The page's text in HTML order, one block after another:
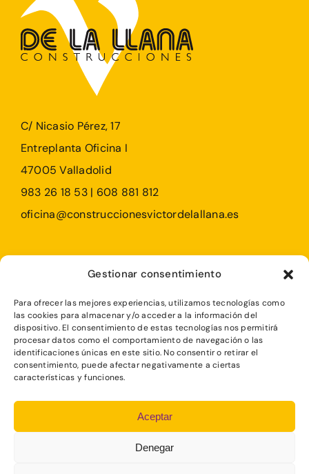
Gestionar consentimiento
Para ofrecer las mejores experiencias, utilizamos tecnologías como
las cookies para almacenar y/o acceder a la información del
dispositivo. El consentimiento de estas tecnologías nos permitirá
procesar datos como el comportamiento de navegación o las
identificaciones únicas en este sitio. No consentir o retirar el
consentimiento, puede afectar negativamente a ciertas
características y funciones.
Aceptar
Denegar
C/ Nicasio Pérez, 17
Entreplanta Oficina I
47005 Valladolid
983 26 18 53 | 608 881 812
oficina@construccionesvictordelallana.es
Rehabilitaciones
AVISO LEGAL